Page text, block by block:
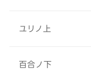
ユリノ上
百合ノ下